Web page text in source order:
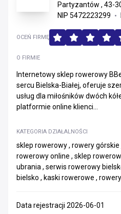
Partyzantów , 43-
NIP 5472223299
O FIRMIE
Internetowy sklep rowerowy
sercu Bielska-Białej, oferuje
usług dla miłośników dwóch
platformie online klienci...
KATEGORIA DZIAŁALNOŚCI
sklep rowerowy , rowery
rowerowy online , sklep
ubrania , serwis rowerowy
bielsko , kaski rowerowe ,
OCEŃ FIRMĘ
Data rejestracji 2026-06-01